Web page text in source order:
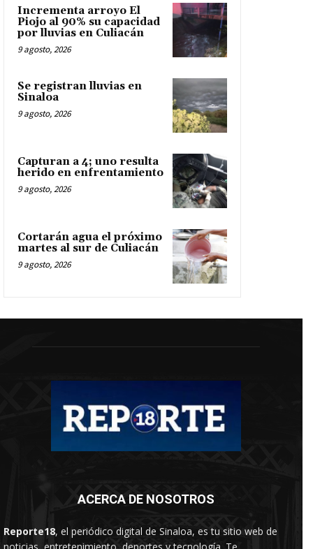
Incrementa arroyo El
Piojo al 90% su capacidad
por lluvias en Culiacán
9 agosto, 2026
Se registran lluvias en
Sinaloa
9 agosto, 2026
Capturan a 4; uno resulta
herido en enfrentamiento
9 agosto, 2026
Cortarán agua el próximo
martes al sur de Culiacán
9 agosto, 2026
ACERCA DE NOSOTROS
Reporte18, el periódico digital de Sinaloa, es tu sitio web de